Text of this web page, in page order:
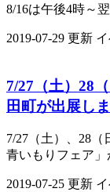
8/16は午後4時～
2019-07-29 更新
7/27（土）28
田町が出展しま
7/27（土）、28
青いもりフェア
2019-07-25 更新